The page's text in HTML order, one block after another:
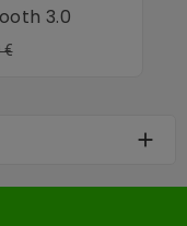
3.0
€Precio
